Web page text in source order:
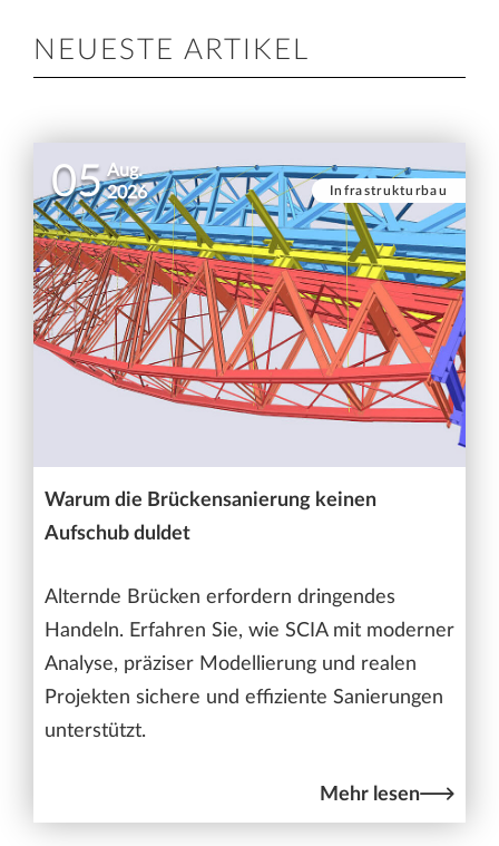
NEUESTE ARTIKEL
05 Aug.
2026
Infrastrukturbau
Warum die Brückensanierung keinen
Aufschub duldet
Alternde Brücken erfordern dringendes
Handeln. Erfahren Sie, wie SCIA mit moderner
Analyse, präziser Modellierung und realen
Projekten sichere und effiziente Sanierungen
unterstützt.
Mehr lesen